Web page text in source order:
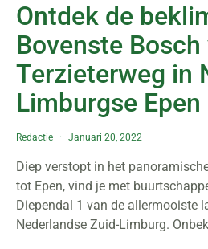
Ontdek de
Bovenste Bosch
Terzieterweg in
Limburgse Epen
Redactie Januari 20, 2022
Diep verstopt in het
tot Epen, vind je met
Diependal 1 van de allermooiste
Nederlandse Zuid-Limburg.